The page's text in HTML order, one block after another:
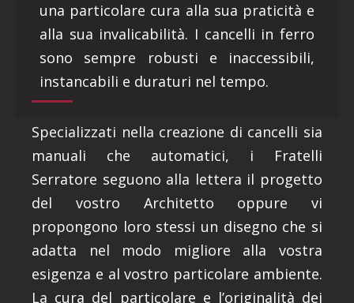
una particolare cura alla sua praticità e
alla sua invalicabilità. I cancelli in ferro
sono sempre robusti e inaccessibili,
instancabili e duraturi nel tempo.
Specializzati nella creazione di cancelli sia
manuali che automatici, i Fratelli
Serratore seguono alla lettera il progetto
del vostro Architetto oppure vi
propongono loro stessi un disegno che si
adatta nel modo migliore alla vostra
esigenza e al vostro particolare ambiente.
La cura del particolare e l’originalità dei